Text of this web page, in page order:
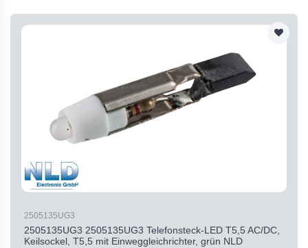
2505135UG3
2505135UG3 2505135UG3 Telefonsteck-LED T5,5 AC/DC,
Keilsockel, T5,5 mit Einweggleichrichter, grün NLD